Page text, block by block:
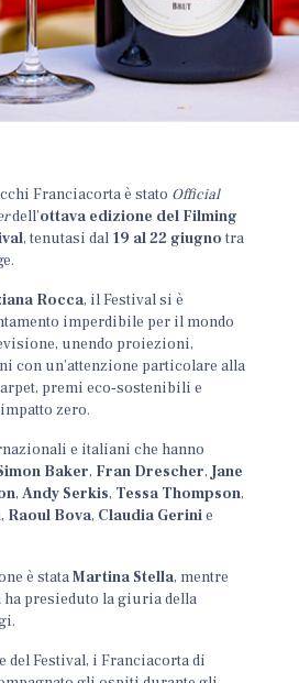
Franciacorta è stato Official
dell’ottava edizione del Filming
, tenutasi dal 19 al 22 giugno tra
Rocca, il Festival si è
imperdibile per il mondo
unendo proiezioni,
con un’attenzione particolare alla
premi eco‑sostenibili e
zero.
e italiani che hanno
Baker, Fran Drescher,Jane
,Andy Serkis, Tessa Thompson,
, Raoul Bova, Claudia Gerinie
è stataMartina Stella, mentre
ha presieduto la giuria della
del Festival, i Franciacorta di